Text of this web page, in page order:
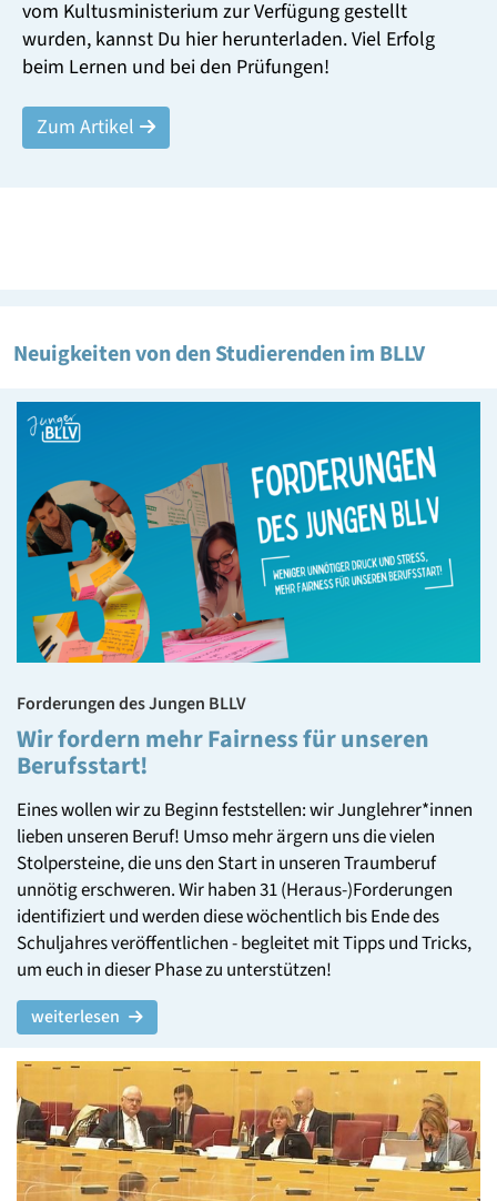
Am 19. und 20. Juni 2026 kamen Studierende im BLLV
in Passau zum TeamWochenende zusammen. Im
Mittelpunkt standen Vernetzung, Workshopimpulse,
und die Vorbereitung der
Landesdelegiertenversammlung 2027 im Fokus.
Neuigkeiten von den Studierenden im BLLV
Forderungen des Jungen BLLV
Wir fordern mehr Fairness für unseren
Berufsstart!
Eines wollen wir zu Beginn feststellen: wir Junglehrer*innen
lieben unseren Beruf! Umso mehr ärgern uns die vielen
Stolpersteine, die uns den Start in unseren Traumberuf
unnötig erschweren. Wir haben 31 (Heraus-)Forderungen
identifiziert und werden diese wöchentlich bis Ende des
Schuljahres veröffentlichen - begleitet mit Tipps und Tricks,
um euch in dieser Phase zu unterstützen!
weiterlesen